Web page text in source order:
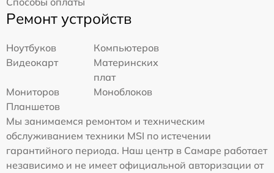
Ремонт устройств
Ноутбуков
Компьютеров
Видеокарт
Материнских
плат
Мониторов
Моноблоков
Планшетов
Мы занимаемся ремонтом и техническим
обслуживанием техники MSI по истечении
гарантийного периода. Наш центр в Самаре работает
независимо и не имеет официальной авторизации от